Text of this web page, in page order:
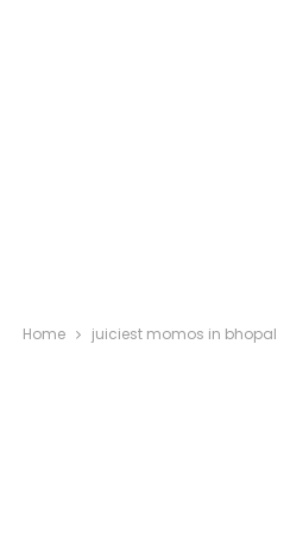
Home juiciest momos in bhopal